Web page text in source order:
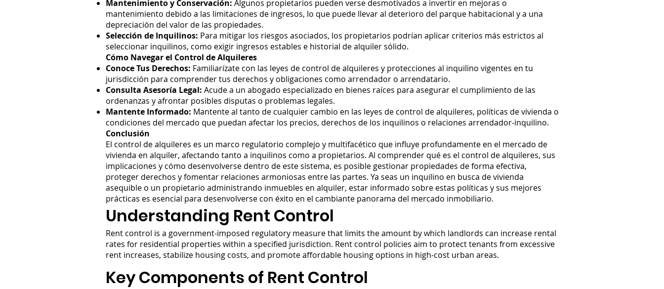
Mantenimiento y Conservación: Algunos propietarios pueden verse desmotivados a invertir en mejoras o
mantenimiento debido a las limitaciones de ingresos, lo que puede llevar al deterioro del parque habitacional y a una
depreciación del valor de las propiedades.
Selección de Inquilinos: Para mitigar los riesgos asociados, los propietarios podrían aplicar criterios más estrictos al
seleccionar inquilinos, como exigir ingresos estables e historial de alquiler sólido.
Cómo Navegar el Control de Alquileres
Conoce Tus Derechos: Familiarízate con las leyes de control de alquileres y protecciones al inquilino vigentes en tu
jurisdicción para comprender tus derechos y obligaciones como arrendador o arrendatario.
Consulta Asesoría Legal: Acude a un abogado especializado en bienes raíces para asegurar el cumplimiento de las
ordenanzas y afrontar posibles disputas o problemas legales.
Mantente Informado: Mantente al tanto de cualquier cambio en las leyes de control de alquileres, políticas de vivienda o
condiciones del mercado que puedan afectar los precios, derechos de los inquilinos o relaciones arrendador-inquilino.
Conclusión
El control de alquileres es un marco regulatorio complejo y multifacético que influye profundamente en el mercado de
vivienda en alquiler, afectando tanto a inquilinos como a propietarios. Al comprender qué es el control de alquileres, sus
implicaciones y cómo desenvolverse dentro de este sistema, es posible gestionar propiedades de forma efectiva,
proteger derechos y fomentar relaciones armoniosas entre las partes. Ya seas un inquilino en busca de vivienda
asequible o un propietario administrando inmuebles en alquiler, estar informado sobre estas políticas y sus mejores
prácticas es esencial para desenvolverse con éxito en el cambiante panorama del mercado inmobiliario.
Understanding Rent Control
Rent control is a government-imposed regulatory measure that limits the amount by which landlords can increase rental
rates for residential properties within a specified jurisdiction. Rent control policies aim to protect tenants from excessive
rent increases, stabilize housing costs, and promote affordable housing options in high-cost urban areas.
Key Components of Rent Control